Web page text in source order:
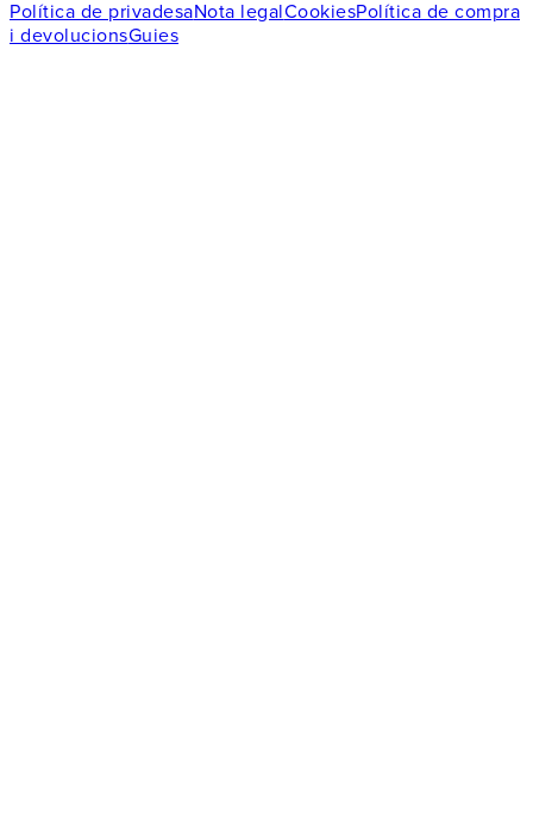
Política de privadesaNota legalCookiesPolítica de compra
i devolucionsGuies